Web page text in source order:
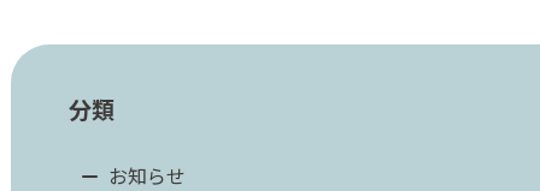
分類
お知らせ